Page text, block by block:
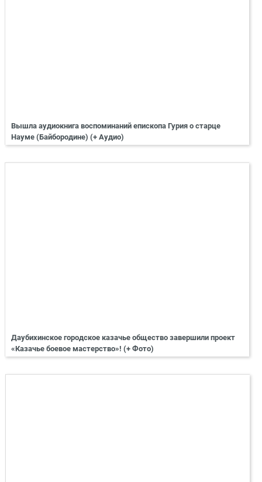
Вышла аудиокнига воспоминаний епископа Гурия о старце
Науме (Байбородине) (+ Аудио)
Даубихинское городское казачье общество завершили проект
«Казачье боевое мастерство»! (+ Фото)